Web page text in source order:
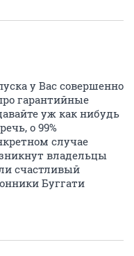
у Вас совершенно
гарантийные
уж как нибудь
о 99%
случае
владельцы
счастливый
Буггати